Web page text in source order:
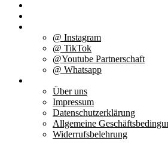
@ Instagram
@ TikTok
@Youtube Partnerschaft
@ Whatsapp
Über uns
Impressum
Datenschutzerklärung
Allgemeine
Widerrufsbelehrung